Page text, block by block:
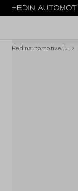
Menu
Hedinautomotive.lu